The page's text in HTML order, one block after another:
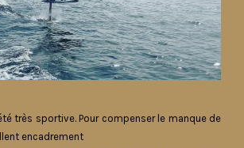
très sportive. Pour compenser le manque de
encadrement